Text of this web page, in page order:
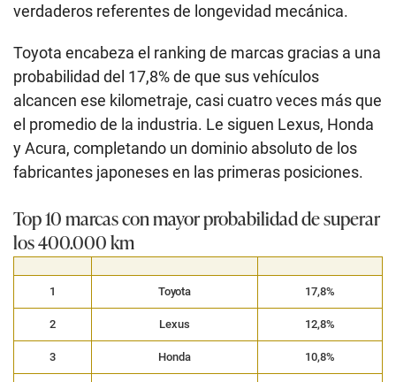
verdaderos referentes de longevidad mecánica.
Toyota encabeza el ranking de marcas gracias a una
probabilidad del 17,8% de que sus vehículos
alcancen ese kilometraje, casi cuatro veces más que
el promedio de la industria. Le siguen Lexus, Honda
y Acura, completando un dominio absoluto de los
fabricantes japoneses en las primeras posiciones.
Top 10 marcas con mayor probabilidad de superar
los 400.000 km
1 Toyota 17,8%
2 Lexus 12,8%
3 Honda 10,8%